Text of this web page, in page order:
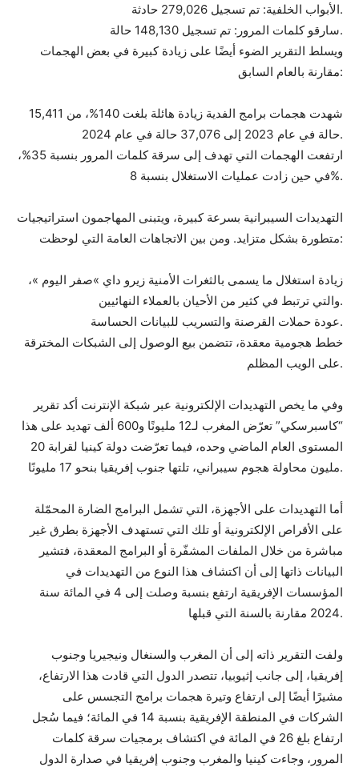
الأبواب الخلفية: تم تسجيل 279,026 حادثة.
سارقو كلمات المرور: تم تسجيل 148,130 حالة.
ويسلط التقرير الضوء أيضًا على زيادة كبيرة في بعض الهجمات
مقارنة بالعام السابق:
شهدت هجمات برامج الفدية زيادة هائلة بلغت 140%، من 15,411
حالة في عام 2023 إلى 37,076 حالة في عام 2024.
ارتفعت الهجمات التي تهدف إلى سرقة كلمات المرور بنسبة 35%،
في حين زادت عمليات الاستغلال بنسبة 8%.
التهديدات السيبرانية بسرعة كبيرة، ويتبنى المهاجمون استراتيجيات
متطورة بشكل متزايد. ومن بين الاتجاهات العامة التي لوحظت:
زيادة استغلال ما يسمى بالثغرات الأمنية زيرو داي »صفر اليوم »،
والتي ترتبط في كثير من الأحيان بالعملاء النهائيين.
عودة حملات القرصنة والتسريب للبيانات الحساسة.
خطط هجومية معقدة، تتضمن بيع الوصول إلى الشبكات المخترقة
على الويب المظلم.
وفي ما يخص التهديدات الإلكترونية عبر شبكة الإنترنت أكد تقرير
“كاسبرسكي” تعرّض المغرب لـ12 مليونًا و600 ألف تهديد على هذا
المستوى العام الماضي وحده، فيما تعرّضت دولة كينيا لقرابة 20
مليون محاولة هجوم سيبراني، تلتها جنوب إفريقيا بنحو 17 مليونًا.
أما التهديدات على الأجهزة، التي تشمل البرامج الضارة المحمّلة
على الأقراص الإلكترونية أو تلك التي تستهدف الأجهزة بطرق غير
مباشرة من خلال الملفات المشفّرة أو البرامج المعقدة، فتشير
البيانات ذاتها إلى أن اكتشاف هذا النوع من التهديدات في
المؤسسات الإفريقية ارتفع بنسبة وصلت إلى 4 في المائة سنة
2024 مقارنة بالسنة التي قبلها.
ولفت التقرير ذاته إلى أن المغرب والسنغال ونيجيريا وجنوب
إفريقيا، إلى جانب إثيوبيا، تتصدر الدول التي قادت هذا الارتفاع،
مشيرًا أيضًا إلى ارتفاع وتيرة هجمات برامج التجسس على
الشركات في المنطقة الإفريقية بنسبة 14 في المائة؛ فيما سُجل
ارتفاع بلغ 26 في المائة في اكتشاف برمجيات سرقة كلمات
المرور، وجاءت كينيا والمغرب وجنوب إفريقيا في صدارة الدول